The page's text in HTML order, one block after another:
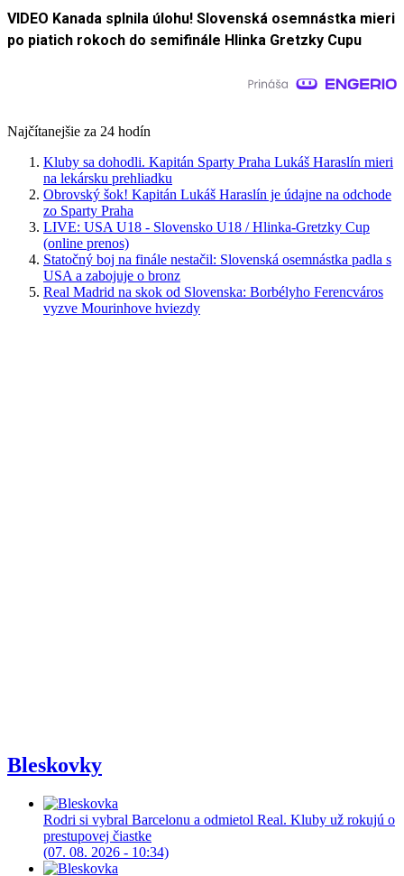
VIDEO Kanada splnila úlohu! Slovenská osemnástka mieri
po piatich rokoch do semifinále Hlinka Gretzky Cupu
Najčítanejšie za 24 hodín
Kluby sa dohodli. Kapitán Sparty Praha Lukáš Haraslín mieri
na lekársku prehliadku
Obrovský šok! Kapitán Lukáš Haraslín je údajne na odchode
zo Sparty Praha
LIVE: USA U18 - Slovensko U18 / Hlinka-Gretzky Cup
(online prenos)
Statočný boj na finále nestačil: Slovenská osemnástka padla s
USA a zabojuje o bronz
Real Madrid na skok od Slovenska: Borbélyho Ferencváros
vyzve Mourinhove hviezdy
Bleskovky
Rodri si vybral Barcelonu a odmietol Real. Kluby už rokujú o
prestupovej čiastke
(07. 08. 2026 - 10:34)